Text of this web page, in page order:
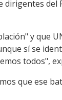
dirigentes
y que
sí se
todos",
que ese